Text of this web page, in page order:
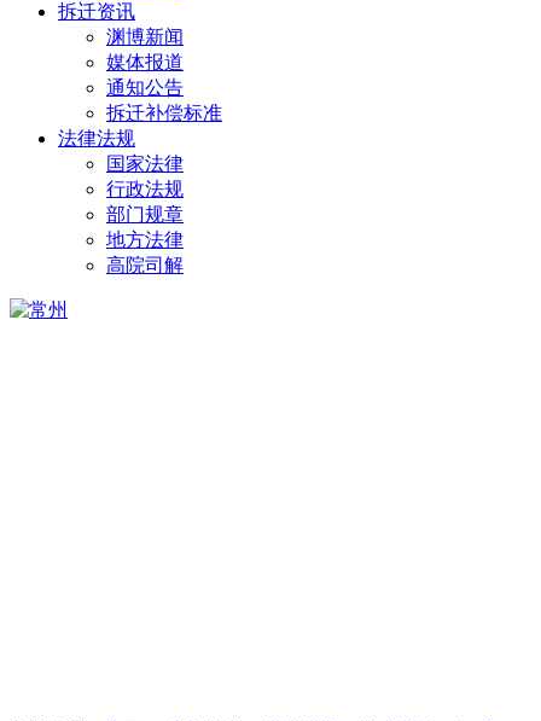
拆迁资讯
渊博新闻
媒体报道
通知公告
拆迁补偿标准
法律法规
国家法律
行政法规
部门规章
地方法律
高院司解